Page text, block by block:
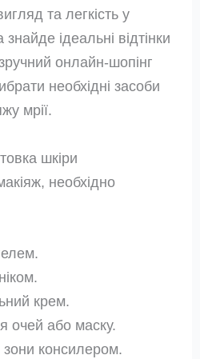
та легкість у
ідеальні відтінки
онлайн-шопінг
необхідні засоби
мрії.
шкіри
необхідно
крем.
очей або маску.
консилером.